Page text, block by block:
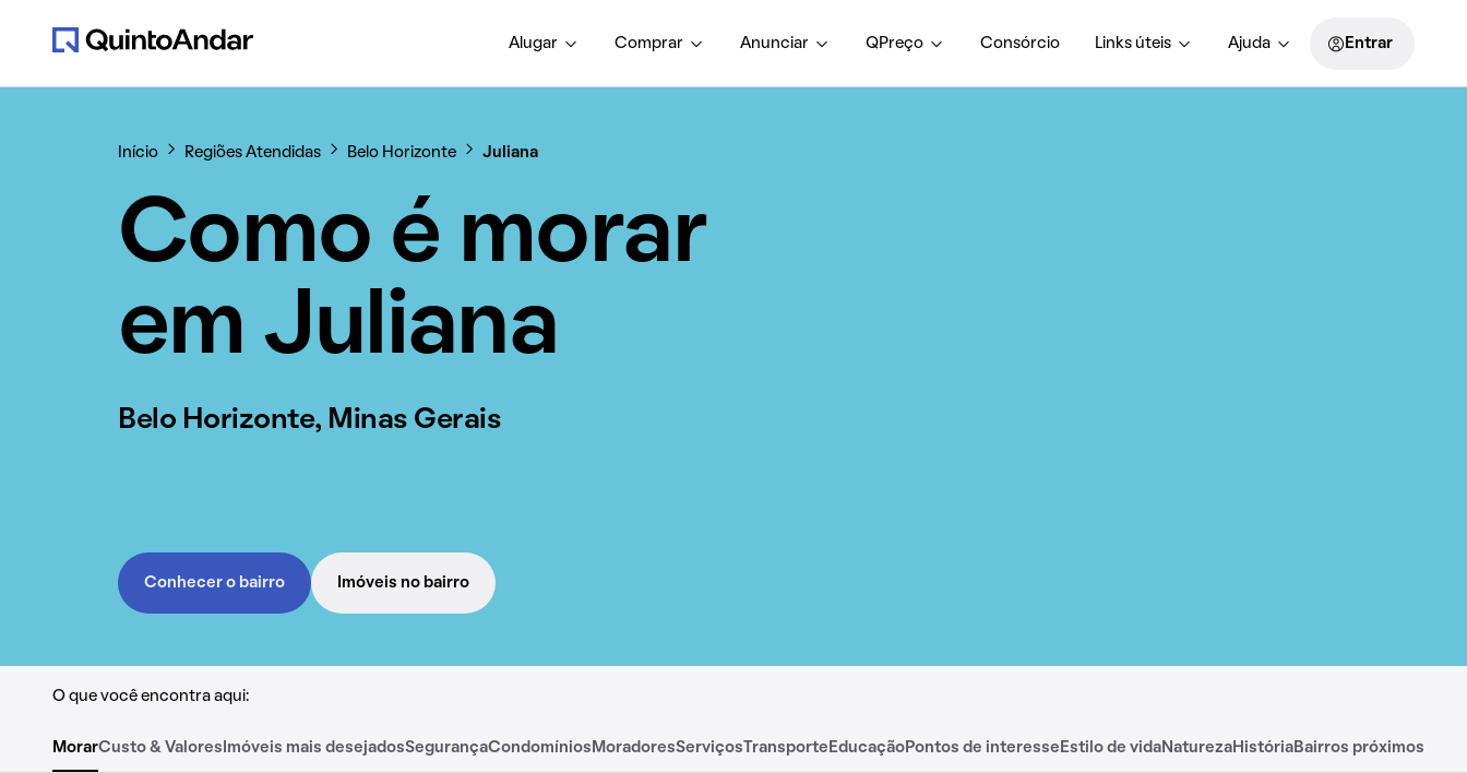
Alugar Comprar Anunciar QPreço Consórcio Links úteis Ajuda Entrar
Início Regiões Atendidas Belo Horizonte Juliana
Como é morar
em Juliana
Belo Horizonte, Minas Gerais
Conhecer o bairro Imóveis no bairro
O que você encontra aqui:
MorarCusto & Valores Imóveis mais desejadosSegurançaCondomínios MoradoresServiços Transporte Educação Pontos de interesse Estilo de vida Natureza História Bairros próximos